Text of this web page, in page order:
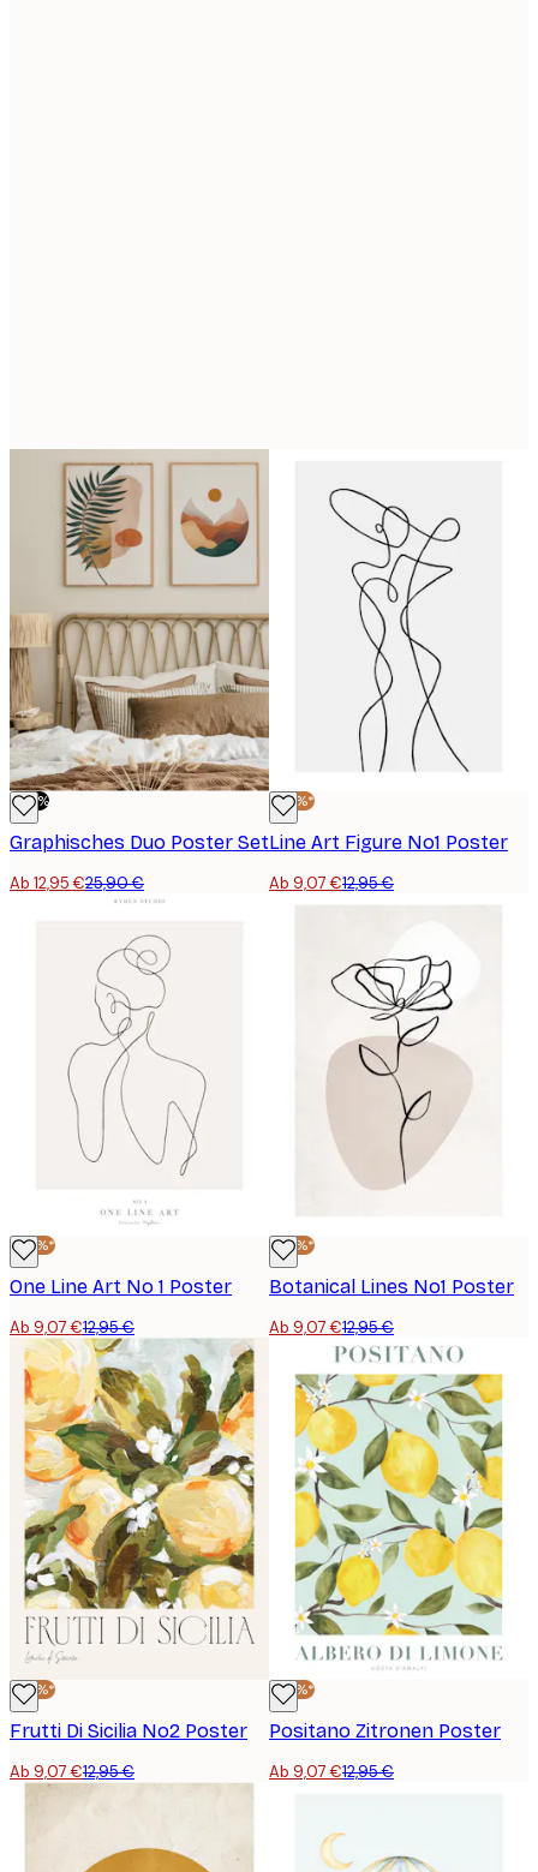
-50%
Graphisches Duo​ Poster Set
Ab 12,95 €25,90 €
-30%*
Line Art Figure No1 Poster
Ab 9,07 €12,95 €
-30%*
One Line Art No 1 Poster
Ab 9,07 €12,95 €
-30%*
Botanical Lines No1 Poster
Ab 9,07 €12,95 €
-30%*
Frutti Di Sicilia No2 Poster
Ab 9,07 €12,95 €
-30%*
Positano Zitronen Poster
Ab 9,07 €12,95 €